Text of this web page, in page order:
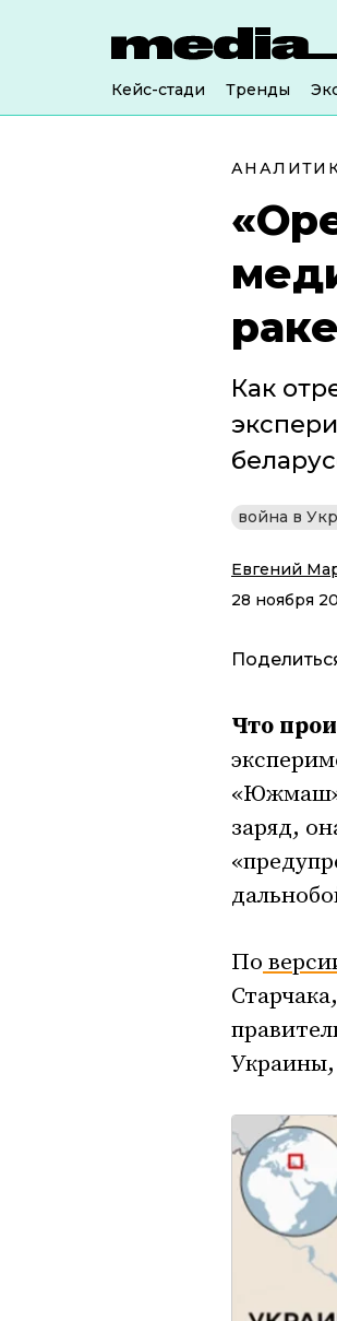
Кейс-стади Тренды
Как
война в
Евгений
28 ноября
Что
«Южмаш»
заряд,
По